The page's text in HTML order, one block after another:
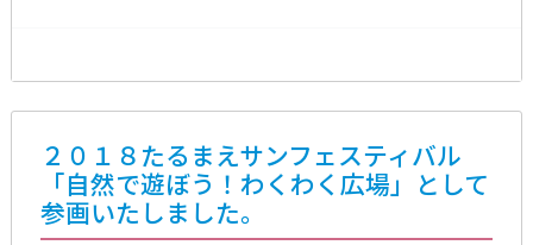
２０１８たるまえサンフェスティバル
「自然で遊ぼう！わくわく広場」として
参画いたしました。